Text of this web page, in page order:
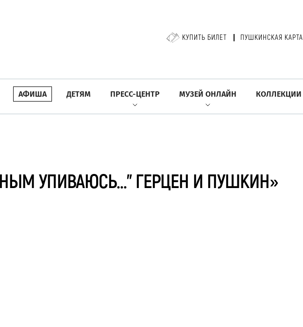
КУПИТЬ БИЛЕТ ПУШКИНСКАЯ КАРТА
АФИША ДЕТЯМ ПРЕСС-ЦЕНТР МУЗЕЙ ОНЛАЙН КОЛЛЕКЦИИ
УПИВАЮСЬ…" ГЕРЦЕН И ПУШКИН»